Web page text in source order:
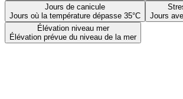
Jours de canicule
Jours où la température dépasse 35°C
Jours
Élévation niveau mer
Élévation prévue du niveau de la mer